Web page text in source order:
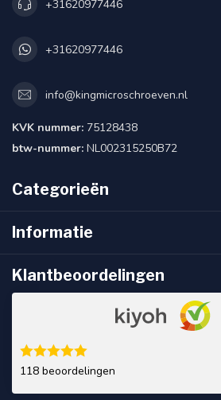
+31620977446
+31620977446
info@kingmicroschroeven.nl
KVK nummer: 75128438
btw-nummer: NL002315250B72
Categorieën
Informatie
Klantbeoordelingen
118 beoordelingen